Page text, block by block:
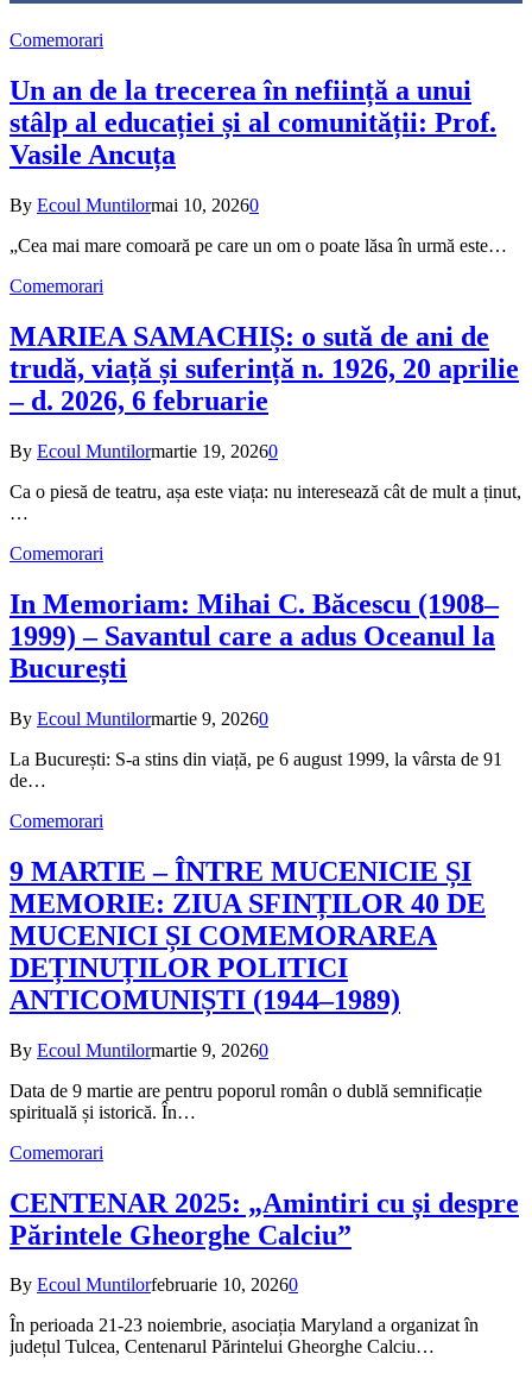
Comemorari
Un an de la trecerea în neființă a unui
stâlp al educației și al comunității: Prof.
Vasile Ancuța
By Ecoul Muntilormai 10, 20260
„Cea mai mare comoară pe care un om o poate lăsa în urmă este…
Comemorari
MARIEA SAMACHIȘ: o sută de ani de
trudă, viață și suferință n. 1926, 20 aprilie
– d. 2026, 6 februarie
By Ecoul Muntilormartie 19, 20260
Ca o piesă de teatru, așa este viața: nu interesează cât de mult a ținut,
…
Comemorari
In Memoriam: Mihai C. Băcescu (1908–
1999) – Savantul care a adus Oceanul la
București
By Ecoul Muntilormartie 9, 20260
La București: S-a stins din viață, pe 6 august 1999, la vârsta de 91
de…
Comemorari
9 MARTIE – ÎNTRE MUCENICIE ȘI
MEMORIE: ZIUA SFINȚILOR 40 DE
MUCENICI ȘI COMEMORAREA
DEȚINUȚILOR POLITICI
ANTICOMUNIȘTI (1944–1989)
By Ecoul Muntilormartie 9, 20260
Data de 9 martie are pentru poporul român o dublă semnificație
spirituală și istorică. În…
Comemorari
CENTENAR 2025: „Amintiri cu și despre
Părintele Gheorghe Calciu”
By Ecoul Muntilorfebruarie 10, 20260
În perioada 21-23 noiembrie, asociația Maryland a organizat în
județul Tulcea, Centenarul Părintelui Gheorghe Calciu…